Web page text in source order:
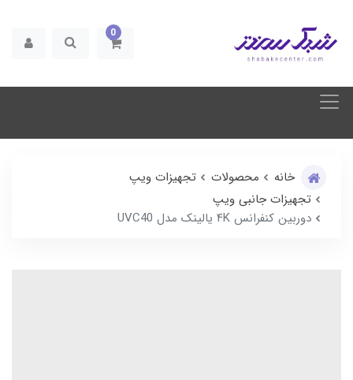
0
خانه محصولات
تجهیزات ویپ
تجهیزات جانبی ویپ
دوربین کنفرانس ۴K یالینک مدل UVC40